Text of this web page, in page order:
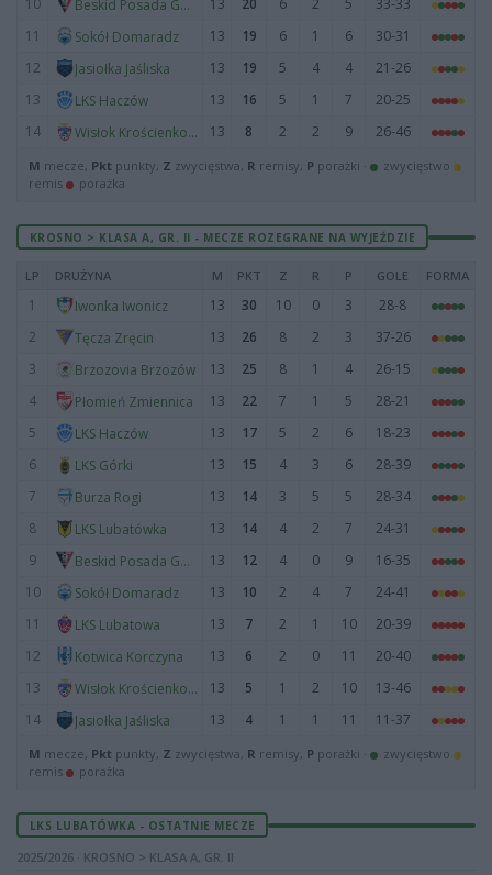
10 Beskid Posada Górna 13 20 6 2 5
33-33
11
Sokół Domaradz 13 19 6 1 6
30-31
12
Jasiołka Jaśliska 13 19 5 4 4
21-26
13
LKS Haczów 13 16 5 1 7
20-25
14
Wisłok Krościenko Wyżne 13 8 2 2 9 26-46
M mecze, Pkt punkty, Z zwycięstwa, R remisy, P porażki ·
zwycięstwo
remis
porażka
KROSNO > KLASA A, GR. II - MECZE ROZEGRANE NA WYJEŹDZIE
LP DRUŻYNA M PKT Z R P GOLE FORMA
1 Iwonka Iwonicz 13 30 10 0 3
28-8
2
Tęcza Zręcin 13 26 8 2 3
37-26
3
Brzozovia Brzozów 13 25 8 1 4
26-15
4
Płomień Zmiennica 13 22 7 1 5
28-21
5
LKS Haczów 13 17 5 2 6
18-23
6
LKS Górki 13 15 4 3 6
28-39
7
Burza Rogi 13 14 3 5 5
28-34
8
LKS Lubatówka 13 14 4 2 7
24-31
9
Beskid Posada Górna 13 12 4 0 9
16-35
10
Sokół Domaradz 13 10 2 4 7
24-41
11
LKS Lubatowa 13 7 2 1 10
20-39
12
Kotwica Korczyna 13 6 2 0 11
20-40
13
Wisłok Krościenko Wyżne 13 5 1 2 10
13-46
14
Jasiołka Jaśliska 13 4 1 1 11 11-37
M mecze, Pkt punkty, Z zwycięstwa, R remisy, P porażki ·
zwycięstwo
remis
porażka
LKS LUBATÓWKA - OSTATNIE MECZE
2025/2026 · KROSNO > KLASA A, GR. II